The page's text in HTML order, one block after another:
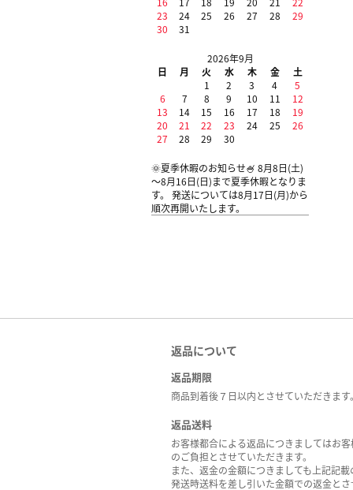
23
24 25 26 27 28
29
30
31
2026年9月
日
月 火 水 木 金
土
1
2 3 4
5
6
7 8 9 10 11
12
13
14 15 16 17 18
19
20
21 22 23 24 25
26
27
28 29 30
🌞夏季休暇のお知らせ🍧 8月8日(土)
～8月16日(日)まで夏季休暇となりま
す。 発送については8月17日(月)から
順次再開いたします。
返品について
返品期限
商品到着後７日以内とさせていただきます
返品送料
お客様都合による返品につきましてはお客
のご負担とさせていただきます。
また、返金の金額につきましても上記記載
発送時送料を差し引いた金額での返金とさ